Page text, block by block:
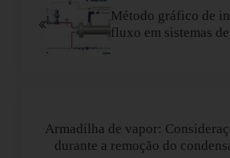
Método gráfico de
fluxo em sistemas
Armadilha de vapor:
durante a remoção do